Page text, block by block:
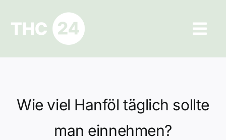
springen
Ratgeber
Datenschutz
Wie viel Hanföl täglich sollte
man einnehmen?